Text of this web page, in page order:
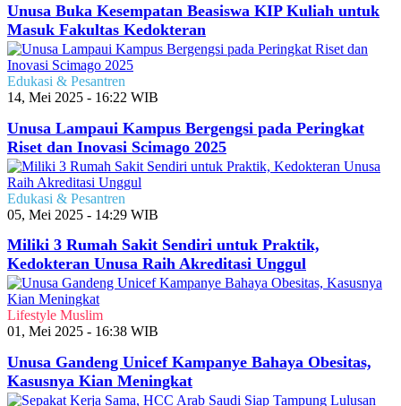
Unusa Buka Kesempatan Beasiswa KIP Kuliah untuk
Masuk Fakultas Kedokteran
Edukasi & Pesantren
14, Mei 2025 - 16:22 WIB
Unusa Lampaui Kampus Bergengsi pada Peringkat
Riset dan Inovasi Scimago 2025
Edukasi & Pesantren
05, Mei 2025 - 14:29 WIB
Miliki 3 Rumah Sakit Sendiri untuk Praktik,
Kedokteran Unusa Raih Akreditasi Unggul
Lifestyle Muslim
01, Mei 2025 - 16:38 WIB
Unusa Gandeng Unicef Kampanye Bahaya Obesitas,
Kasusnya Kian Meningkat